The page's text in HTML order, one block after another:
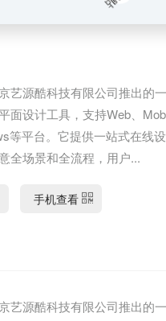
艺源酷科技有限公司推出的
面设计工具，支持Web、
等平台。它提供一站式在线
全场景和全流程，用户...
手机查看
艺源酷科技有限公司推出的